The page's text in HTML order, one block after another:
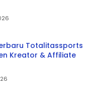
Totalitassports
Kreator & Affiliate